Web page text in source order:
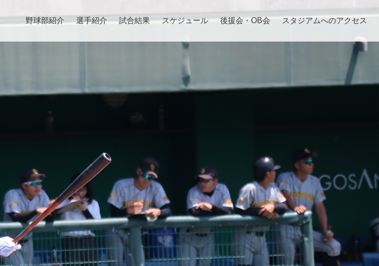
野球部紹介 選手紹介 試合結果 スケジュール 後援会・OB会 スタジアムへのアクセス